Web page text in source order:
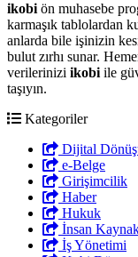
ikobiön muhasebe
karmaşık tablolardan
anlarda bile işinizin
bulut zırhı sunar.
verilerinizi ikobiile
taşıyın.
Kategoriler
Dijital
e-Belge
Girişimcilik
Haber
Hukuk
İnsan
İş Yönetimi